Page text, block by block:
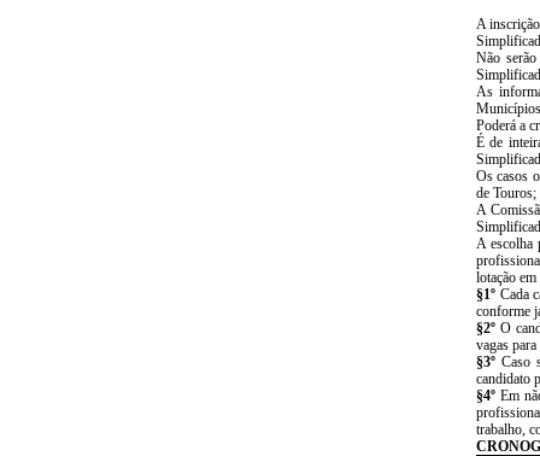
A
Não
As
Poderá a
É de
Os casos
de Touros;
A
A escolha
lotação
§1º Cada
conforme
§2º O
vagas
§3º Caso
candidato
§4º Em
trabalho,